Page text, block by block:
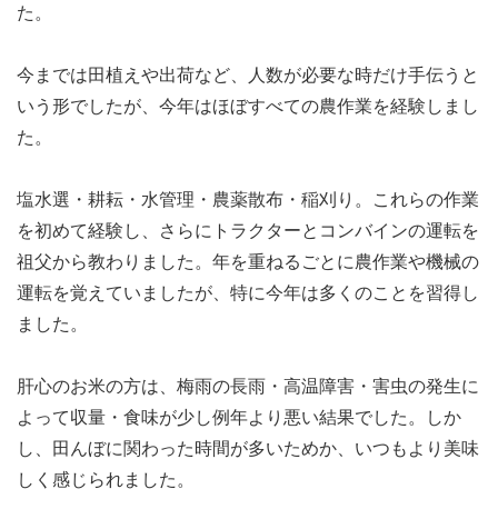
た。
今までは田植えや出荷など、人数が必要な時だけ手伝うと
いう形でしたが、今年はほぼすべての農作業を経験しまし
た。
塩水選・耕耘・水管理・農薬散布・稲刈り。これらの作業
を初めて経験し、さらにトラクターとコンバインの運転を
祖父から教わりました。年を重ねるごとに農作業や機械の
運転を覚えていましたが、特に今年は多くのことを習得し
ました。
肝心のお米の方は、梅雨の長雨・高温障害・害虫の発生に
よって収量・食味が少し例年より悪い結果でした。しか
し、田んぼに関わった時間が多いためか、いつもより美味
しく感じられました。